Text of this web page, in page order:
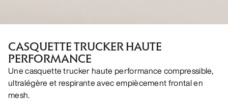
CASQUETTE TRUCKER HAUTE
PERFORMANCE
Une casquette trucker haute performance compressible,
ultralégère et respirante avec empiècement frontal en
mesh.